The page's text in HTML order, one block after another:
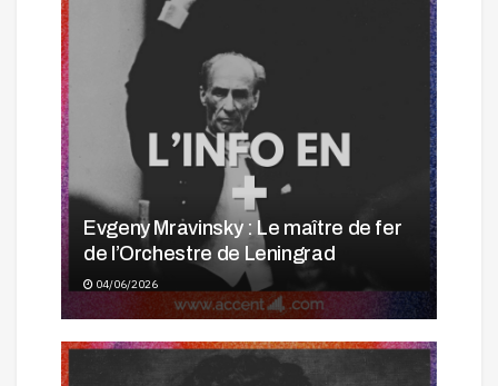
Evgeny Mravinsky : Le maître de fer
de l’Orchestre de Leningrad
04/06/2026